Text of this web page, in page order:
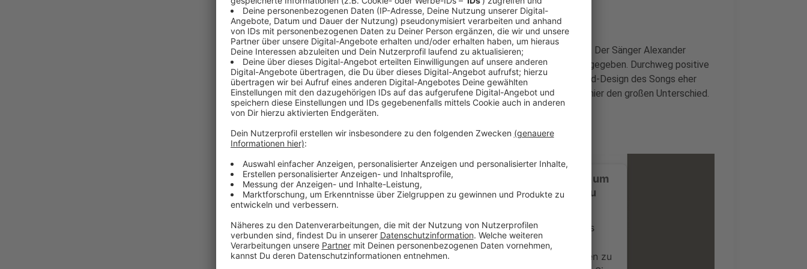
Anzeige
Für den Pop-Song hat sich der Hit-Produzent Verstärkung geholt. Der Sänger Alexander
Tidebrink hat mit seiner Stimme dem Song eine besondere Note gegeben. Durchweg positive
Kritik gab es deshalb für "Follow You". Eigentlich kommt das Sound-Design des Songs eher
schlicht daher, der starke Gesang von Tidebrink macht allerdings hier den großen Unterschied.
Anzeige
Wir benötigen Ihre Zustimmung, um
den YouTube Video-Service zu
Wir verwenden einen Service eines
Drittanbieters, um Videoinhalte
einzubetten. Dieser Service kann Daten zu